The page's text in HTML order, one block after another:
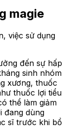
magie
việc sử dụng
đến sự hấp
sinh nhóm
xương, thuốc
thuốc lợi tiểu
thể làm giảm
đang dùng
sĩ trước khi bổ